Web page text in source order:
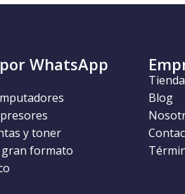
WhatsApp
y toner
formato
Tienda
Blog